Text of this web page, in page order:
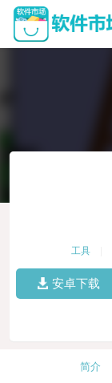
工具
安卓下载
简介